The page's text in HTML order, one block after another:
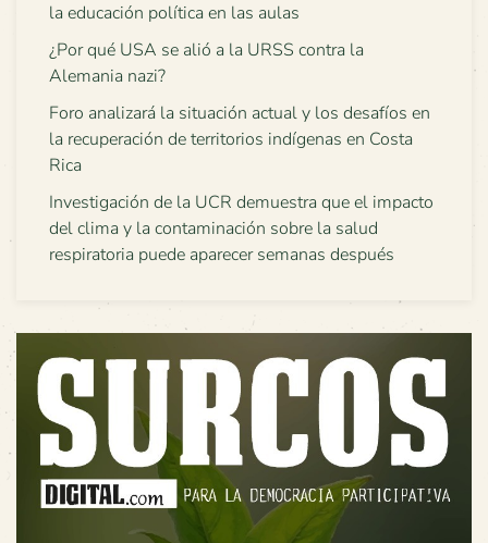
la educación política en las aulas
¿Por qué USA se alió a la URSS contra la
Alemania nazi?
Foro analizará la situación actual y los desafíos en
la recuperación de territorios indígenas en Costa
Rica
Investigación de la UCR demuestra que el impacto
del clima y la contaminación sobre la salud
respiratoria puede aparecer semanas después